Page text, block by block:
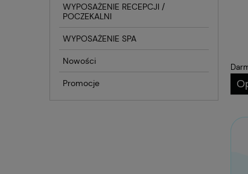
WYPOSAŻENIE RECEPCJI /
POCZEKALNI
WYPOSAŻENIE SPA
Nowości
Promocje